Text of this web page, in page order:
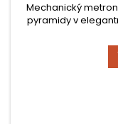
Mechanický
pyramidy v
krytem. Rozsah
x 10.5 x 21cm,